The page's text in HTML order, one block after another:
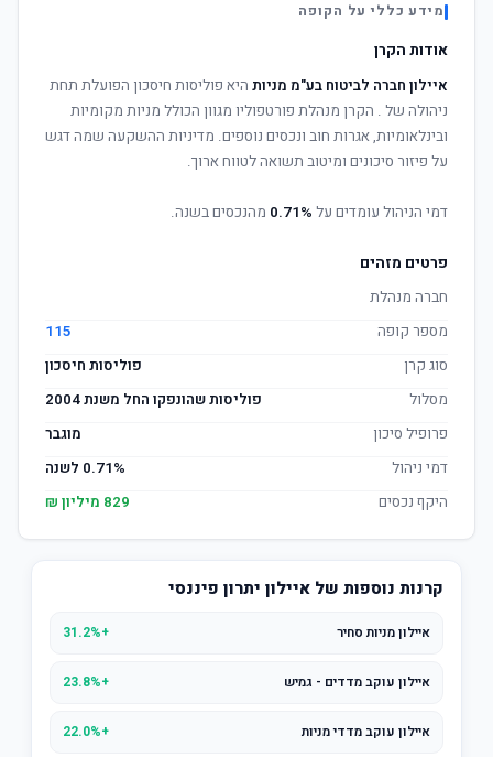
מידע כללי על הקופה
אודות הקרן
איילון חברה לביטוח בע"מ מניות היא פוליסות חיסכון הפועלת תחת
ניהולה של . הקרן מנהלת פורטפוליו מגוון הכולל מניות מקומיות
ובינלאומיות, אגרות חוב ונכסים נוספים. מדיניות ההשקעה שמה דגש
על פיזור סיכונים ומיטוב תשואה לטווח ארוך.
דמי הניהול עומדים על 0.71% מהנכסים בשנה.
פרטים מזהים
חברה מנהלת
מספר קופה
115
סוג קרן
פוליסות חיסכון
מסלול
פוליסות שהונפקו החל משנת 2004
פרופיל סיכון
מוגבר
דמי ניהול
0.71% לשנה
היקף נכסים
829 מיליון ₪
קרנות נוספות של איילון יתרון פיננסי
איילון מניות סחיר +31.2%
איילון עוקב מדדים - גמיש +23.8%
איילון עוקב מדדי מניות +22.0%